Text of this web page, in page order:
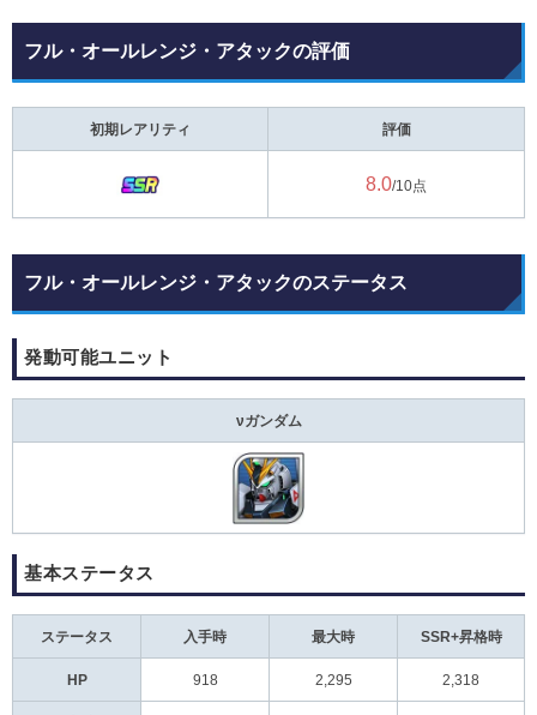
フル・オールレンジ・アタックの評価
初期レアリティ 評価
8.0/10点
フル・オールレンジ・アタックのステータス
発動可能ユニット
νガンダム
基本ステータス
ステータス 入手時 最大時 SSR+昇格時
HP 918 2,295 2,318